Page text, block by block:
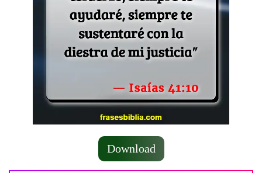
Download